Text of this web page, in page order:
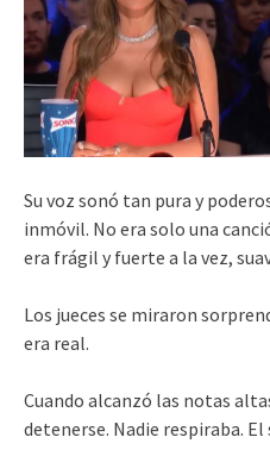
Su voz sonó tan pura y
inmóvil. No era solo una
era frágil y fuerte a la vez,
Los jueces se miraron
era real.
Cuando alcanzó las notas
detenerse. Nadie respiraba.